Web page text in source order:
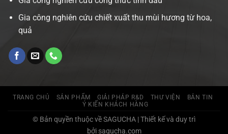
Gia công nghiên cứu chiết xuất thu mùi hương từ hoa,
quả
TRANG CHỦ SẢN PHẨM GIẢI PHÁP R&D THƯ VIỆN
BẢN TIN
Ý KIẾN KHÁCH HÀNG
© Bản quyền thuộc về SAGUCHA | Thiết kế và duy trì
bởi sagucha.com